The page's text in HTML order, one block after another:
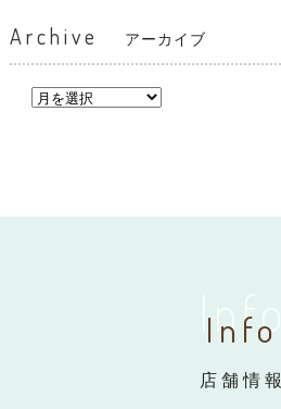
Archive アーカイブ
Info
Info
店舗情報